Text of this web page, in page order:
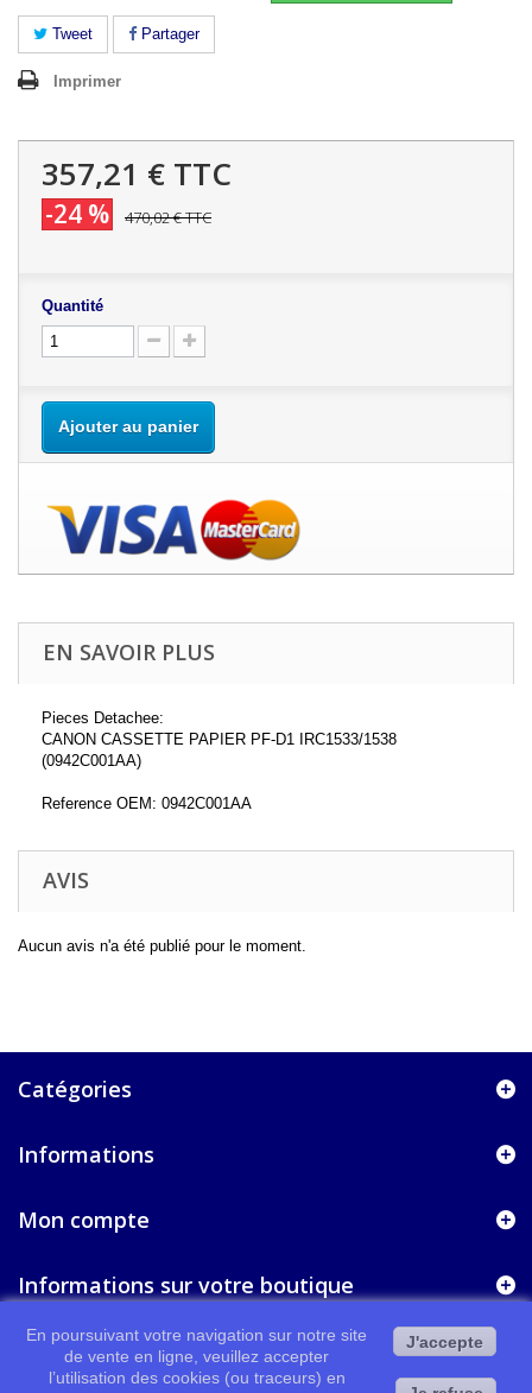
Tweet Partager
Imprimer
357,21 € TTC
-24 % 470,02 €TTC
Quantité
Ajouter au panier
EN SAVOIR PLUS
Pieces Detachee:
CANON CASSETTE PAPIER PF-D1 IRC1533/1538
(0942C001AA)
Reference OEM: 0942C001AA
AVIS
Aucun avis n'a été publié pour le moment.
Catégories
Informations
Mon compte
Informations sur votre boutique
En poursuivant votre navigation sur notre site
de vente en ligne, veuillez accepter
l’utilisation des cookies (ou traceurs) en
J'accepte